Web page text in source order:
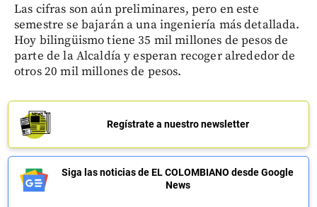
Las cifras son aún preliminares, pero en este
semestre se bajarán a una ingeniería más detallada.
Hoy bilingüismo tiene 35 mil millones de pesos de
parte de la Alcaldía y esperan recoger alrededor de
otros 20 mil millones de pesos.
Regístrate a nuestro newsletter
Siga las noticias de EL COLOMBIANO desde Google
News